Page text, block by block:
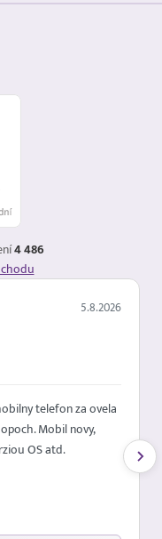
4 486
5.8.2026
telefon za ovela
Mobil novy,
OS atd.